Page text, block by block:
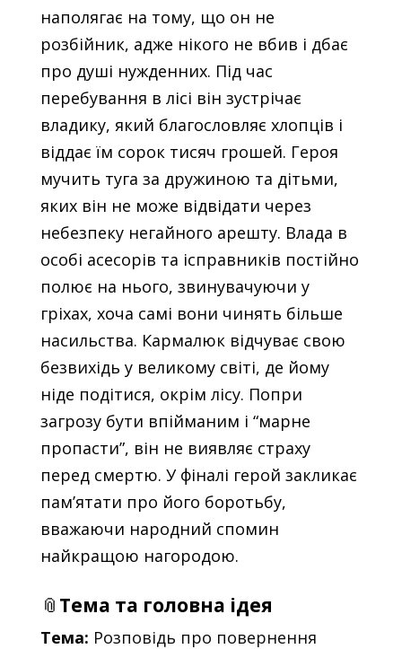
наполягає на тому, що он не
розбійник, адже нікого не вбив і дбає
про душі нужденних. Під час
перебування в лісі він зустрічає
владику, який благословляє хлопців і
віддає їм сорок тисяч грошей. Героя
мучить туга за дружиною та дітьми,
яких він не може відвідати через
небезпеку негайного арешту. Влада в
особі асесорів та ісправників постійно
полює на нього, звинувачуючи у
гріхах, хоча самі вони чинять більше
насильства. Кармалюк відчуває свою
безвихідь у великому світі, де йому
ніде подітися, окрім лісу. Попри
загрозу бути впійманим і “марне
пропасти”, він не виявляє страху
перед смертю. У фіналі герой закликає
пам’ятати про його боротьбу,
вважаючи народний спомин
найкращою нагородою.
📎 Тема та головна ідея
Тема: Розповідь про повернення